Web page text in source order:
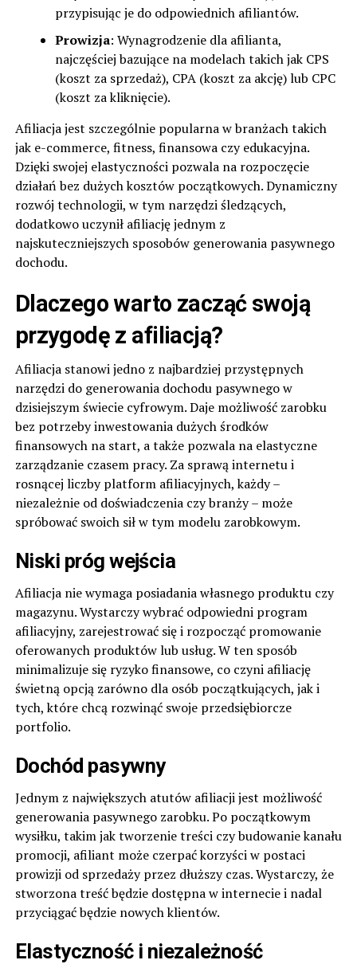
przypisując je do odpowiednich afiliantów.
Prowizja: Wynagrodzenie dla afilianta,
najczęściej bazujące na modelach takich jak CPS
(koszt za sprzedaż), CPA (koszt za akcję) lub CPC
(koszt za kliknięcie).
Afiliacja jest szczególnie popularna w branżach takich
jak e-commerce, fitness, finansowa czy edukacyjna.
Dzięki swojej elastyczności pozwala na rozpoczęcie
działań bez dużych kosztów początkowych. Dynamiczny
rozwój technologii, w tym narzędzi śledzących,
dodatkowo uczynił afiliację jednym z
najskuteczniejszych sposobów generowania pasywnego
dochodu.
Dlaczego warto zacząć swoją
przygodę z afiliacją?
Afiliacja stanowi jedno z najbardziej przystępnych
narzędzi do generowania dochodu pasywnego w
dzisiejszym świecie cyfrowym. Daje możliwość zarobku
bez potrzeby inwestowania dużych środków
finansowych na start, a także pozwala na elastyczne
zarządzanie czasem pracy. Za sprawą internetu i
rosnącej liczby platform afiliacyjnych, każdy –
niezależnie od doświadczenia czy branży – może
spróbować swoich sił w tym modelu zarobkowym.
Niski próg wejścia
Afiliacja nie wymaga posiadania własnego produktu czy
magazynu. Wystarczy wybrać odpowiedni program
afiliacyjny, zarejestrować się i rozpocząć promowanie
oferowanych produktów lub usług. W ten sposób
minimalizuje się ryzyko finansowe, co czyni afiliację
świetną opcją zarówno dla osób początkujących, jak i
tych, które chcą rozwinąć swoje przedsiębiorcze
portfolio.
Dochód pasywny
Jednym z największych atutów afiliacji jest możliwość
generowania pasywnego zarobku. Po początkowym
wysiłku, takim jak tworzenie treści czy budowanie kanału
promocji, afiliant może czerpać korzyści w postaci
prowizji od sprzedaży przez dłuższy czas. Wystarczy, że
stworzona treść będzie dostępna w internecie i nadal
przyciągać będzie nowych klientów.
Elastyczność i niezależność